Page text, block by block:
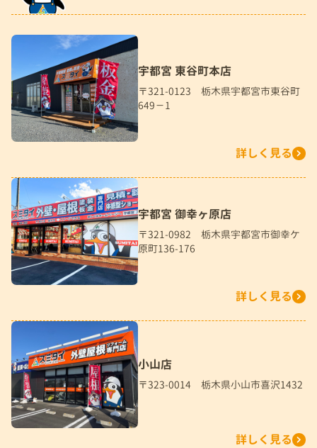
宇都宮 東谷町本店
〒321-0123 栃木県宇都宮市東谷町
649－1
詳しく見る
宇都宮 御幸ヶ原店
〒321-0982 栃木県宇都宮市御幸ケ
原町136-176
詳しく見る
小山店
〒323-0014 栃木県小山市喜沢1432
詳しく見る